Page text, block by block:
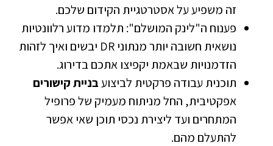
זה משפיע על אסטרטגיית הקידום שלכם.
פענוח ה"לינק המושלם": תלמדו מדוע רלוונטיות
נושאית חשובה יותר מנתוני DR יבשים ואיך לזהות
הזדמנויות שבאמת יקפיצו אתכם בדירוג.
תוכנית עבודה פרקטית לביצועבניית קישורים
אפקטיבית, החל מניתוח מעמיק של פרופיל
המתחרים ועד ליצירת נכסי תוכן שאי אפשר
להתעלם מהם.